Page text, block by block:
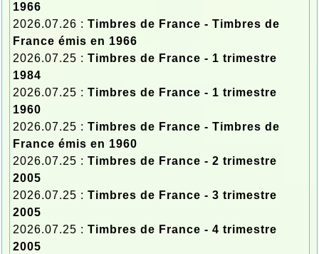
1966
2026.07.26 : Timbres de France - Timbres de
France émis en 1966
2026.07.25 : Timbres de France - 1 trimestre
1984
2026.07.25 : Timbres de France - 1 trimestre
1960
2026.07.25 : Timbres de France - Timbres de
France émis en 1960
2026.07.25 : Timbres de France - 2 trimestre
2005
2026.07.25 : Timbres de France - 3 trimestre
2005
2026.07.25 : Timbres de France - 4 trimestre
2005